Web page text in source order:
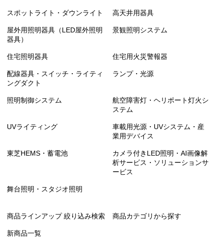
スポットライト・ダウンライト 高天井用器具
屋外用照明器具（LED屋外照明
器具）
景観照明システム
住宅照明器具 住宅用火災警報器
配線器具・スイッチ・ライティ
ングダクト
ランプ・光源
照明制御システム
航空障害灯・ヘリポート灯火シ
ステム
UVライティング
車載用光源・UVシステム・産
業用デバイス
東芝HEMS・蓄電池
カメラ付きLED照明・AI画像解
析サービス・ソリューションサ
ービス
舞台照明・スタジオ照明
商品ラインアップ 絞り込み検索 商品カテゴリから探す
新商品一覧